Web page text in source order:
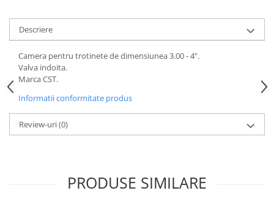
Masina Electrica 2 Locuri fara
Permis
Scutere Electrice
⬇ TIPURI
Cu 2 Roti
Cu 3 Roti
Cu 3 Roti fara Permis
Cu 4 Roti
Descriere
Camera pentru trotinete de dimensiunea 3.00 - 4".
Valva indoita.
Marca CST.
Informatii conformitate produs
Review-uri(0)
PRODUSE SIMILARE